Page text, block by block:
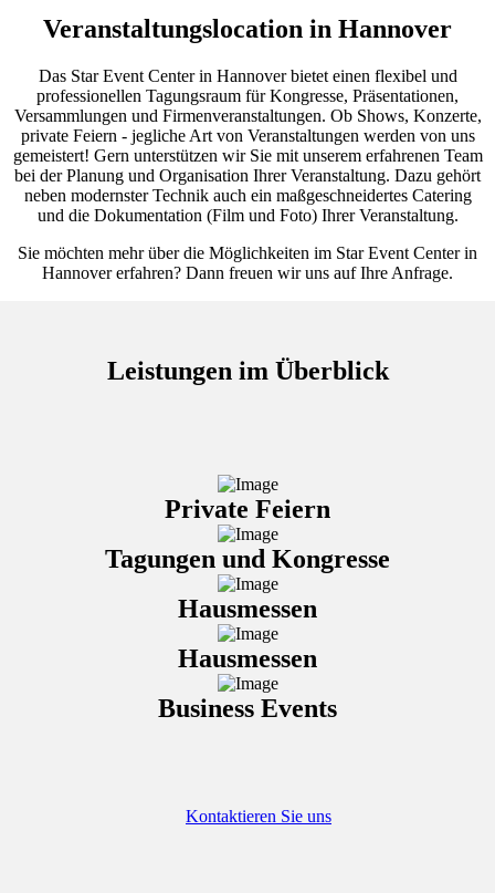
Veranstaltungslocation in Hannover
Das Star Event Center in Hannover bietet einen flexibel und
professionellen Tagungsraum für Kongresse, Präsentationen,
Versammlungen und Firmenveranstaltungen. Ob Shows, Konzerte,
private Feiern - jegliche Art von Veranstaltungen werden von uns
gemeistert! Gern unterstützen wir Sie mit unserem erfahrenen Team
bei der Planung und Organisation Ihrer Veranstaltung. Dazu gehört
neben modernster Technik auch ein maßgeschneidertes Catering
und die Dokumentation (Film und Foto) Ihrer Veranstaltung.
Sie möchten mehr über die Möglichkeiten im Star Event Center in
Hannover erfahren? Dann freuen wir uns auf Ihre Anfrage.
Leistungen im Überblick
Private Feiern
Tagungen und Kongresse
Hausmessen
Hausmessen
Business Events
Kontaktieren Sie uns